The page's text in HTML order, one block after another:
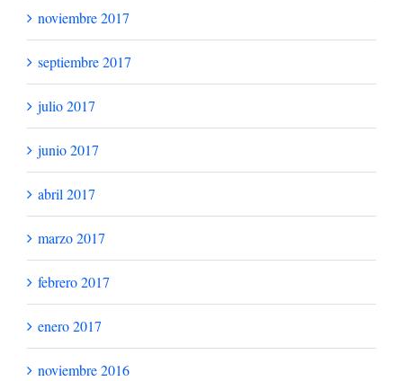
noviembre 2017
septiembre 2017
julio 2017
junio 2017
abril 2017
marzo 2017
febrero 2017
enero 2017
noviembre 2016